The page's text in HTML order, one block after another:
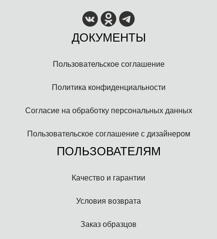
ДОКУМЕНТЫ
Пользовательское соглашение
Политика конфиденциальности
Согласие на обработку персональных данных
Пользовательское соглашение с дизайнером
ПОЛЬЗОВАТЕЛЯМ
Качество и гарантии
Условия возврата
Заказ образцов